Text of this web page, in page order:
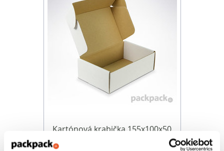
Kartónová krabička 155x100x50